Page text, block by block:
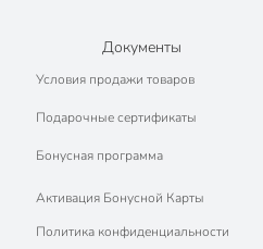
Документы
Условия продажи товаров
Подарочные сертификаты
Бонусная программа
Активация Бонусной Карты
Политика конфиденциальности